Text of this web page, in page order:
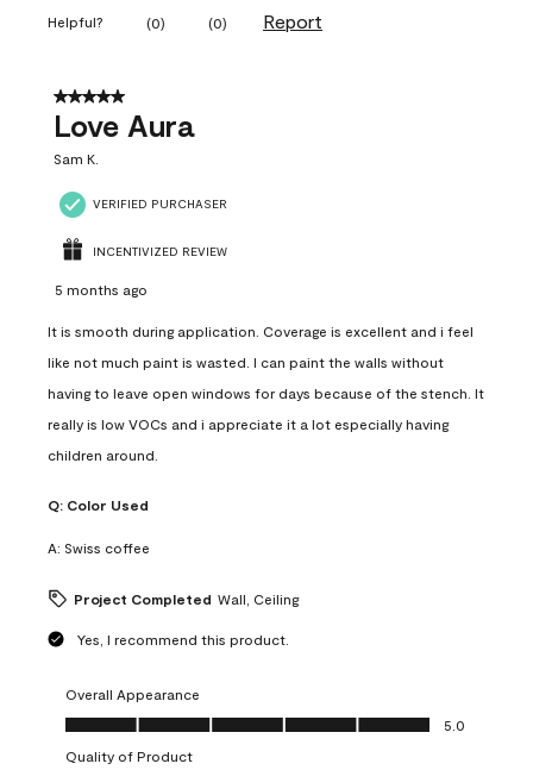
Helpful? (0) (0) Report
5 out of 5 stars.
Love Aura
Sam K.
VERIFIED PURCHASER
INCENTIVIZED REVIEW
5 months ago
It is smooth during application. Coverage is excellent and i feel
like not much paint is wasted. I can paint the walls without
having to leave open windows for days because of the stench. It
really is low VOCs and i appreciate it a lot especially having
children around.
Q: Color Used
A: Swiss coffee
Project Completed Wall, Ceiling
Yes, I recommend this product.
Overall Appearance
Overall Appearance, 5.0 out of 5
5.0
Quality of Product